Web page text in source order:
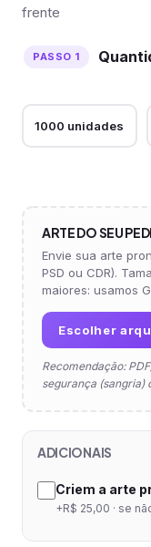
frente
1000 unidades
ARTE DO SEU
Envie sua arte
PSD ou CDR).
maiores: usamos
Escolher
Recomendação:
segurança (sangria)
ADICIONAIS
Criem a arte
+R$ 25,00 · se